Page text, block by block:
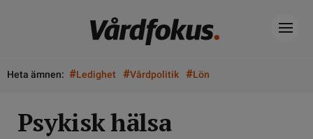
Heta ämnen: #Ledighet #Vårdpolitik #Lön
Psykisk hälsa